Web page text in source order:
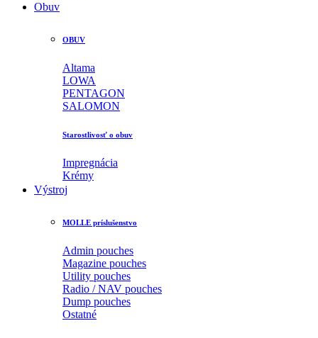
Obuv
OBUV
Altama
LOWA
PENTAGON
SALOMON
Starostlivosť o obuv
Impregnácia
Krémy
Výstroj
MOLLE príslušenstvo
Admin pouches
Magazine pouches
Utility pouches
Radio / NAV pouches
Dump pouches
Ostatné